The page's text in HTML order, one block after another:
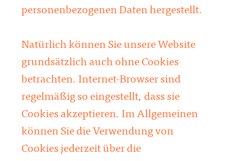
personenbezogenen Daten hergestellt.
Natürlich können Sie unsere Website
grundsätzlich auch ohne Cookies
betrachten. Internet-Browser sind
regelmäßig so eingestellt, dass sie
Cookies akzeptieren. Im Allgemeinen
können Sie die Verwendung von
Cookies jederzeit über die